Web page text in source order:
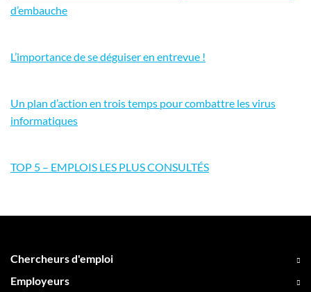
d’embauche
L’importance de se déguiser en entrevue !
Un plan d’action en trois temps pour combattre les virus
informatiques
TOP 5 – EMPLOIS LES PLUS CONSULTÉS
Chercheurs d'emploi
Employeurs